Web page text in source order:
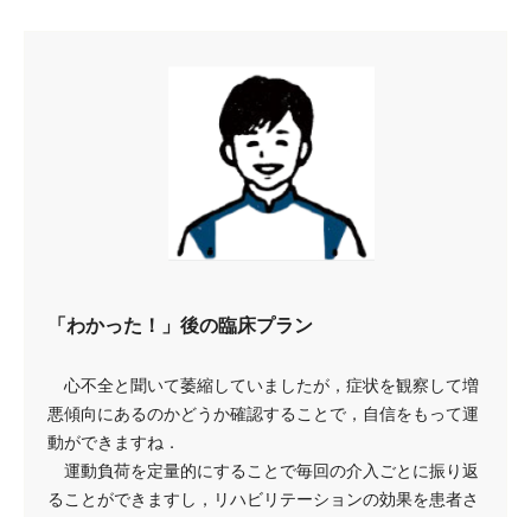
「わかった！」後の臨床プラン
心不全と聞いて萎縮していましたが，症状を観察して増
悪傾向にあるのかどうか確認することで，自信をもって運
動ができますね．
運動負荷を定量的にすることで毎回の介入ごとに振り返
ることができますし，リハビリテーションの効果を患者さ